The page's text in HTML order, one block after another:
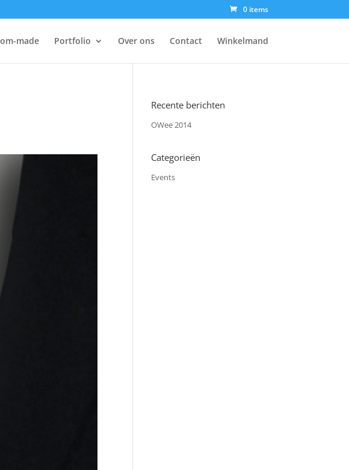
0 items
made Portfolio Over ons Contact Winkelmand
Recente berichten
OWee 2014
Categorieën
Events